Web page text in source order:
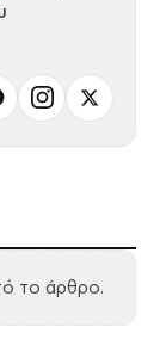
το άρθρο.